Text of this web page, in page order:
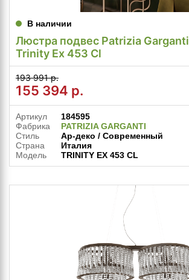
В наличии
Люстра подвес Patrizia Garganti
Trinity Ex 453 Cl
193 991 р.
155 394 р.
Артикул
184595
Фабрика
PATRIZIA GARGANTI
Стиль
Ар-деко / Современный
Страна
Италия
Модель
TRINITY EX 453 CL